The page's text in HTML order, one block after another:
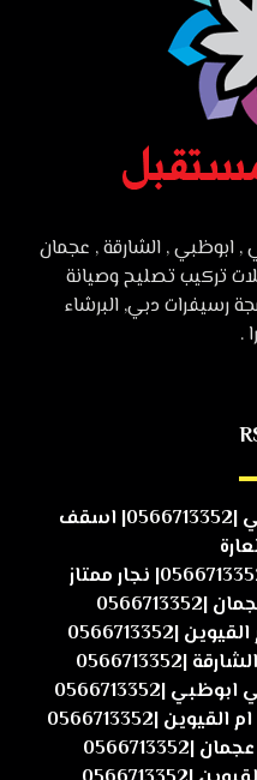
ابوظبي , الشارقة , عجمان
خصم 30% محلات تركيب تصليح وصيانة
رسيفرات دبي, البرشاء
.
تركيب فورسيلنج في دبي |0566713352| اسقف
|0566713352
|0566713352
|0566713352